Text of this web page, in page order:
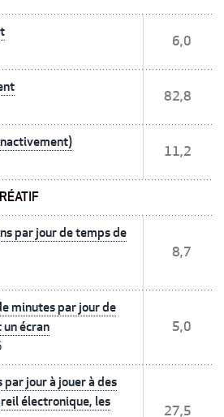
6,0
82,8
11,2
par jour de temps de
8,7
minutes par jour de
écran
5,0
par jour à jouer à des
électronique, les
27,5